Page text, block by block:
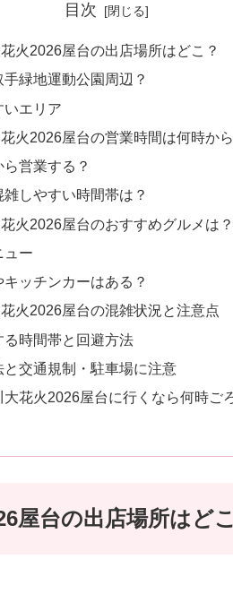
目次
火2026屋台の出店場所はどこ？
緑地運動公園周辺？
いエリア
火2026屋台の営業時間は何時か
営業する？
しやすい時間帯は？
火2026屋台のおすすめグルメは？
ュー
ッチンカーはある？
火2026屋台の混雑状況と注意点
る時間帯と回避方法
と交通規制・駐車場に注意
大花火2026屋台に行くなら何時ご
屋台の出店場所はど